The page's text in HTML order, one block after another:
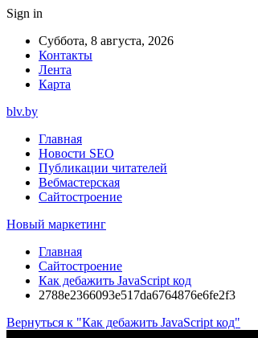
Sign in
Суббота, 8 августа, 2026
Контакты
Лента
Карта
blv.by
Главная
Новости SEO
Публикации читателей
Вебмастерская
Сайтостроение
Новый маркетинг
Главная
Сайтостроение
Как дебажить JavaScript код
2788e2366093e517da6764876e6fe2f3
Вернуться к "Как дебажить JavaScript код"